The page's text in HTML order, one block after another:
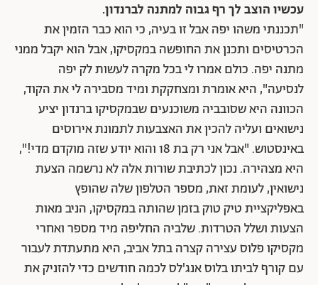
עכשיו הוצב לך רף גבוה למתנה לברנדון.
"תכננתי משהו יפה אבל זו בעיה, כי הוא כבר הזמין את
הכרטיסים ותכנן את החופשה במקסיקו, אבל הוא יקבל ממני
מתנה יפה. כולם אמרו לי בכל מקרה לעשות לק יפה
לנסיעה", היא אומרת ומצחקקת ומיד מסבירה לי את הקוד,
הכוונה היא שסובביה משוכנעים שבמקסיקו ברנדון יציע
נישואים ועליה להכין את האצבעות לתמונת אירוסים
באינסטוש. "אבל אני רק בת 18 והוא יודע שזה מוקדם מדי!",
היא מצהירה. נכון לכתיבת שורות אלה לא נרשמה הצעת
נישואין, לעומת זאת, מספר הטלפון שלה שהופץ
באפליקציית טיק טוק בזמן שהותה במקסיקו, הניב מאות
הצעות ושלל הטרדות. שלביה החליפה מיד מספר ואחרי
מקסיקו פלוס עצירה קצרה בתל אביב, היא מתעתדת לעבור
עם קורף לביתו בלוס אנג'לס לכמה חודשים כדי להזניק את